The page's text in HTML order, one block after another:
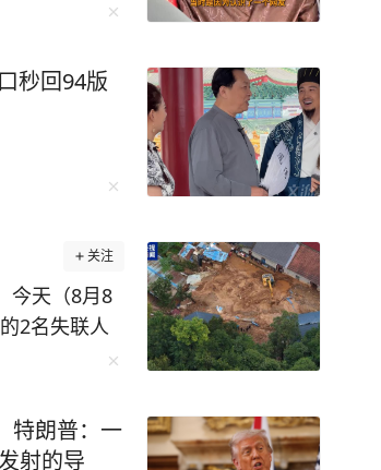
秒回94版
关注
今天（8月8
2名失联人
此次泥石流
吴成轩 钱
特朗普：一
射的导